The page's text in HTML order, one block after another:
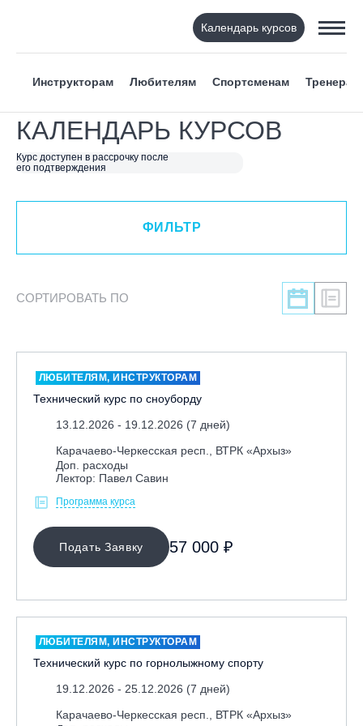
Календарь курсов
Инструкторам Любителям Спортсменам Тренерам
КАЛЕНДАРЬ КУРСОВ
Курс доступен в рассрочку после
его подтверждения
ФИЛЬТР
ВИД СПОРТА
Я ХОЧУ
КАТЕГОРИЯ
ЛЕКТОР
МЕСТО ПРОВЕДЕНИЯ
Байкальск, ГЛЦ «Гора Соболиная»
Вологодская обл., ГЛК "Ципина гора"
Грузия, ГК «Гудаури»
Дистанционно
Екатеринбург, ГЛЦ «Уктус»
Ижевск, КАО «Нечкино»
ФИЛЬТР
СОРТИРОВАТЬ ПО
ЛЮБИТЕЛЯМ, ИНСТРУКТОРАМ
Технический курс по сноуборду
13.12.2026 - 19.12.2026 (7 дней)
Карачаево-Черкесская респ., ВТРК «Архыз»
Доп. расходы
Лектор: Павел Савин
Программа курса
Подать Заявку 57 000 ₽
ЛЮБИТЕЛЯМ, ИНСТРУКТОРАМ
Технический курс по горнолыжному спорту
19.12.2026 - 25.12.2026 (7 дней)
Карачаево-Черкесская респ., ВТРК «Архыз»